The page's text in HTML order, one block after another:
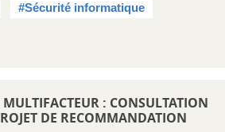
#Sécurité informatique
: CONSULTATION
DE RECOMMANDATION